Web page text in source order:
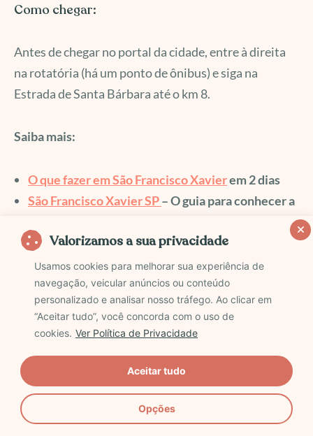
Valorizamos a sua privacidade
Usamos cookies para melhorar sua experiência de
navegação, veicular anúncios ou conteúdo
personalizado e analisar nosso tráfego. Ao clicar em
“Aceitar tudo”, você concorda com o uso de
cookies. Ver Política de Privacidade
Opções
Aceitar tudo
Como chegar:
Antes de chegar no portal da cidade, entre à direita
na rotatória (há um ponto de ônibus) e siga na
Estrada de Santa Bárbara até o km 8.
Saiba mais:
O que fazer em São Francisco Xavierem 2 dias
São Francisco Xavier SP– O guia para conhecer a
Cachoeira dos Amores – São Bento do Sapucaí
Esta é uma atração para quem quer mergulhar.
Baúzinho, uma das três formações rochosas que
forma o Complexo Pedra do Baú em São Bento do
Sapucaí.